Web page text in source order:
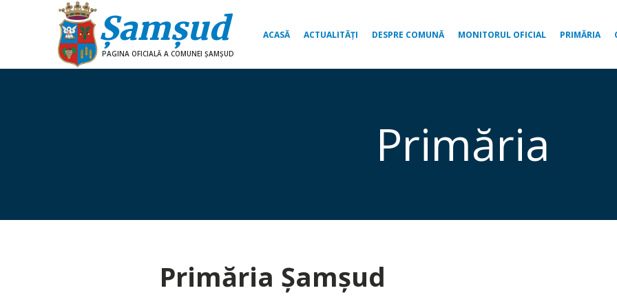
Şamşud
PAGINA OFICIALĂ A COMUNEI ŞAMŞUD
ACASĂ ACTUALITĂȚI DESPRE COMUNĂ MONITORUL OFICIAL PRIMĂRIA
Primăria
Primăria Șamșud